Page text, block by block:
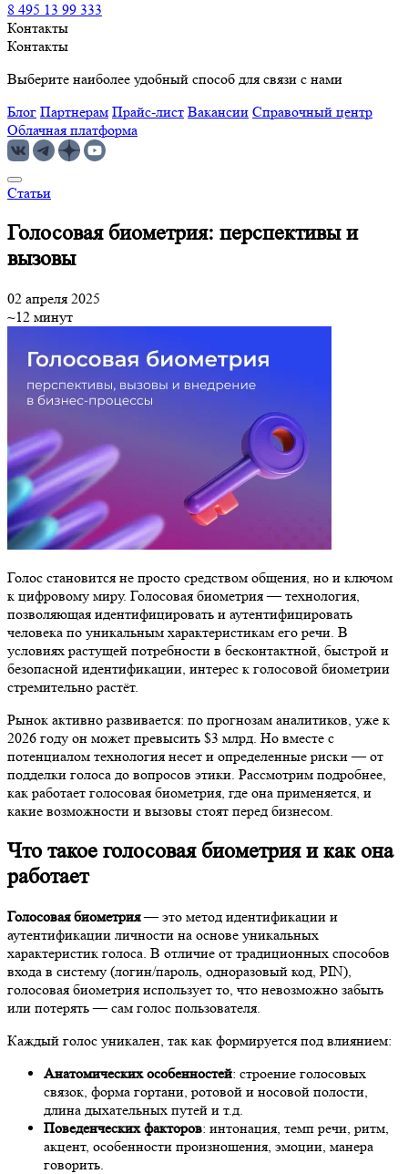
8 495 13 99 333
Контакты
Контакты
Выберите наиболее удобный способ для связи с нами
Блог Партнерам Прайс-лист Вакансии Справочный центр
Облачная платформа
Статьи
Голосовая биометрия: перспективы и
вызовы
02 апреля 2025
~12 минут
Голос становится не просто средством общения, но и ключом
к цифровому миру. Голосовая биометрия — технология,
позволяющая идентифицировать и аутентифицировать
человека по уникальным характеристикам его речи. В
условиях растущей потребности в бесконтактной, быстрой и
безопасной идентификации, интерес к голосовой биометрии
стремительно растёт.
Рынок активно развивается: по прогнозам аналитиков, уже к
2026 году он может превысить $3 млрд. Но вместе с
потенциалом технология несет и определенные риски — от
подделки голоса до вопросов этики. Рассмотрим подробнее,
как работает голосовая биометрия, где она применяется, и
какие возможности и вызовы стоят перед бизнесом.
Что такое голосовая биометрия и как она
работает
Голосовая биометрия— это метод идентификации и
аутентификации личности на основе уникальных
характеристик голоса. В отличие от традиционных способов
входа в систему (логин/пароль, одноразовый код, PIN),
голосовая биометрия использует то, что невозможно забыть
или потерять — сам голос пользователя.
Каждый голос уникален, так как формируется под влиянием:
Анатомических особенностей: строение голосовых
связок, форма гортани, ротовой и носовой полости,
длина дыхательных путей и т.д.
Поведенческих факторов: интонация, темп речи, ритм,
акцент, особенности произношения, эмоции, манера
говорить.